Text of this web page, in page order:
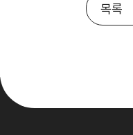
목록